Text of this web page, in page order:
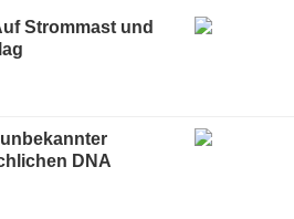
Strommast und
DNA